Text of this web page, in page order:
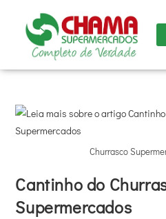
Churrasco
Cantinho do
Supermercados